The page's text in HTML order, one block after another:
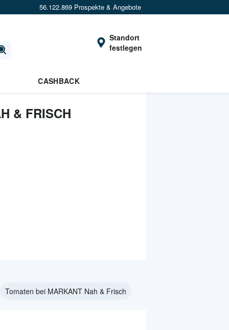
56.122.869 Prospekte & Angebote
Standort
festlegen
CASHBACK
& FRISCH
Tomaten bei MARKANT Nah & Frisch